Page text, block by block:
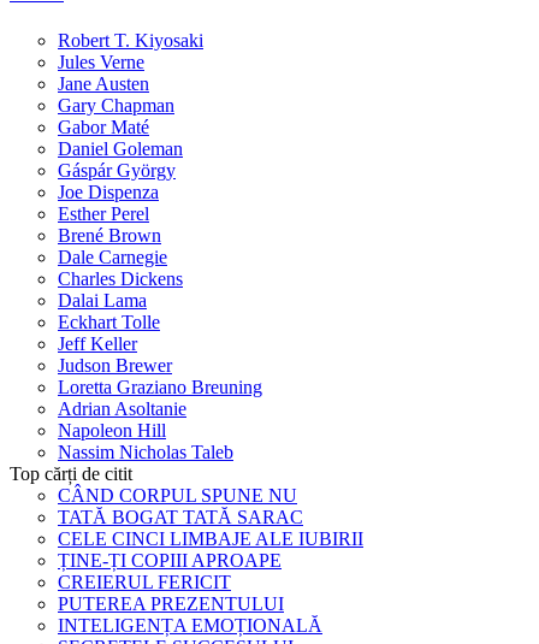
Robert T. Kiyosaki
Jules Verne
Jane Austen
Gary Chapman
Gabor Maté
Daniel Goleman
Gáspár György
Joe Dispenza
Esther Perel
Brené Brown
Dale Carnegie
Charles Dickens
Dalai Lama
Eckhart Tolle
Jeff Keller
Judson Brewer
Loretta Graziano Breuning
Adrian Asoltanie
Napoleon Hill
Nassim Nicholas Taleb
Top cărți de citit
CÂND CORPUL SPUNE NU
TATĂ BOGAT TATĂ SARAC
CELE CINCI LIMBAJE ALE IUBIRII
ȚINE-ȚI COPIII APROAPE
CREIERUL FERICIT
PUTEREA PREZENTULUI
INTELIGENȚA EMOȚIONALĂ